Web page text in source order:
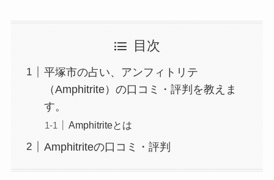
目次
平塚市の占い、アンフィトリテ
（Amphitrite）の口コミ・評判を教えま
す。
Amphitriteとは
Amphitriteの口コミ・評判